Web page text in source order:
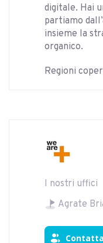
digitale. Hai
partiamo
insieme la
organico.
Regioni
I nostri uffici
Agrate
Contatta